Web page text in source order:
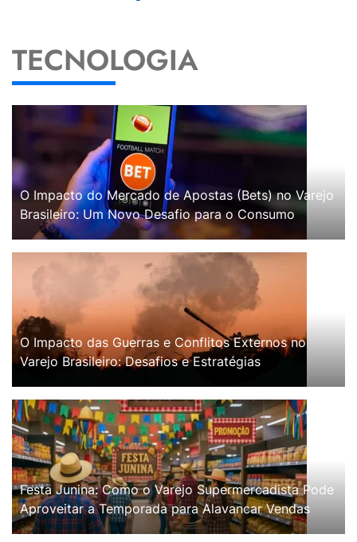
TECNOLOGIA
O Impacto do Mercado de Apostas (Bets) no Varejo
Brasileiro: Um Novo Desafio para o Consumo
O Impacto das Guerras e Conflitos Externos no
Varejo Brasileiro: Desafios e Estratégias
Festa Junina: Como o Varejo Supermercadista Pode
Aproveitar a Temporada para Alavancar Vendas